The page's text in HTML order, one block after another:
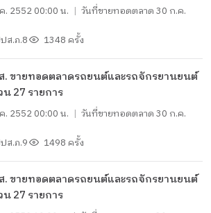
. 2552 00:00 น. | วันที่ขายทอดตลาด30 ก.ค.
ส.ภ.8
1348 ครั้ง
. ขายทอดตลาดรถยนต์และรถจักรยานยนต์
27 รายการ
. 2552 00:00 น. | วันที่ขายทอดตลาด30 ก.ค.
ส.ภ.9
1498 ครั้ง
. ขายทอดตลาดรถยนต์และรถจักรยานยนต์
27 รายการ